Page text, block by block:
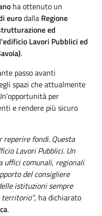
ha ottenuto un
eurodalla Regione
ed
Lavori Pubblici ed
.
passo avanti
spazi che attualmente
per
e rendere più sicuro
reperire fondi. Questa
Lavori Pubblici. Un
comunali, regionali
del consigliere
istituzioni sempre
territorio”, ha dichiarato
.